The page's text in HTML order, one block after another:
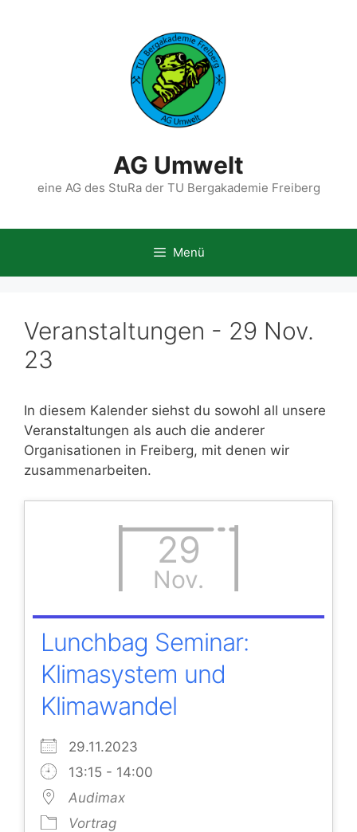
AG Umwelt
eine AG des StuRa der TU Bergakademie Freiberg
Menü
Veranstaltungen - 29 Nov.
23
In diesem Kalender siehst du sowohl all unsere
Veranstaltungen als auch die anderer
Organisationen in Freiberg, mit denen wir
zusammenarbeiten.
29
Nov.
Lunchbag Seminar:
Klimasystem und
Klimawandel
29.11.2023
13:15 - 14:00
Audimax
Vortrag